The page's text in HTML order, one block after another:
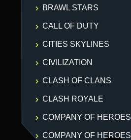
BRAWL STARS
CALL OF DUTY
CITIES SKYLINES
CIVILIZATION
CLASH OF CLANS
CLASH ROYALE
COMPANY OF HEROES
COMPANY OF HEROES